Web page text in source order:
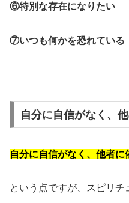
⑥特別な存在になりたい
⑦いつも何かを恐れている
自分に自信がなく、
自分に自信がなく、他者に
という点ですが、スピリチ